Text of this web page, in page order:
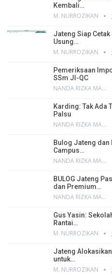
Kembali…
M. NURROZIKAN
Jateng Siap
Usung…
M. NURROZIKAN
Pemeriksaan
SSm JI-QC
NANDA RIZKA MAHENDRA
Karding: Tak Ada
Palsu
NANDA RIZKA MAHENDRA
Bulog Jateng dan
Campus…
NANDA RIZKA MAHENDRA
BULOG Jateng
dan Premium…
NANDA RIZKA MAHENDRA
Gus Yasin:
Rantai…
M. NURROZIKAN
Jateng
untuk…
M. NURROZIKAN